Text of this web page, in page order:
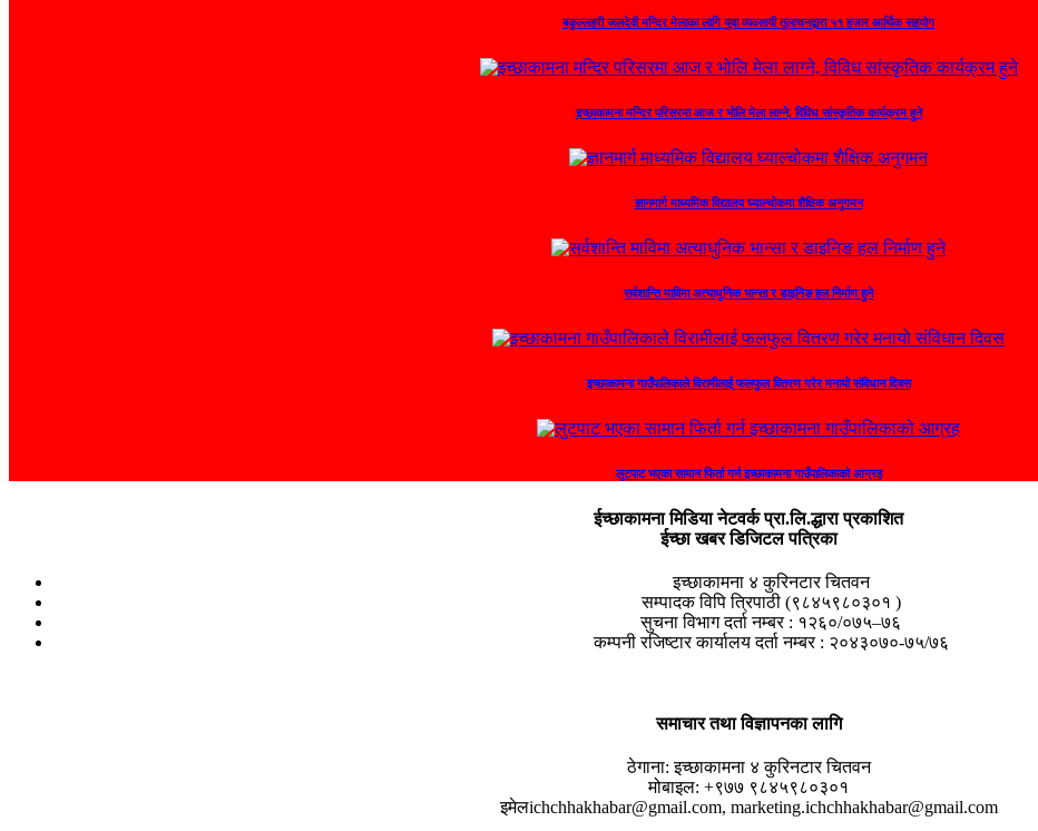
बकुल्लहरी जलदेवी मन्दिर मेलाका लागि यूवा व्यवसायी तूलाचनद्वारा ५१ हजार आर्थिक सहयोग
इच्छाकामना मन्दिर परिसरमा आज र भोलि मेला लाग्ने, विविध सांस्कृतिक कार्यक्रम हुने
ज्ञानमार्ग माध्यमिक विद्यालय घ्याल्चोकमा शैक्षिक अनुगमन
सर्वशान्ति माविमा अत्याधुनिक भान्सा र डाइनिङ हल निर्माण हुने
इच्छाकामना गाउँपालिकाले विरामीलाई फलफुल वितरण गरेर मनायो संविधान दिवस
लुटपाट भएका सामान फिर्ता गर्न इच्छाकामना गाउँपालिकाको आग्रह
ईच्छाकामना मिडिया नेटवर्क प्रा.लि.द्धारा प्रकाशित
ईच्छा खबर डिजिटल पत्रिका
इच्छाकामना ४ कुरिनटार चितवन
सम्पादक विपि त्रिपाठी (९८४५९८०३०१ )
सुचना विभाग दर्ता नम्बर : १२६०/०७५–७६
कम्पनी रजिष्टार कार्यालय दर्ता नम्बर : २०४३०७०-७५/७६
समाचार तथा विज्ञापनका लागि
ठेगाना: इच्छाकामना ४ कुरिनटार चितवन
मोबाइल: +९७७ ९८४५९८०३०१
इमेलichchhakhabar@gmail.com, marketing.ichchhakhabar@gmail.com